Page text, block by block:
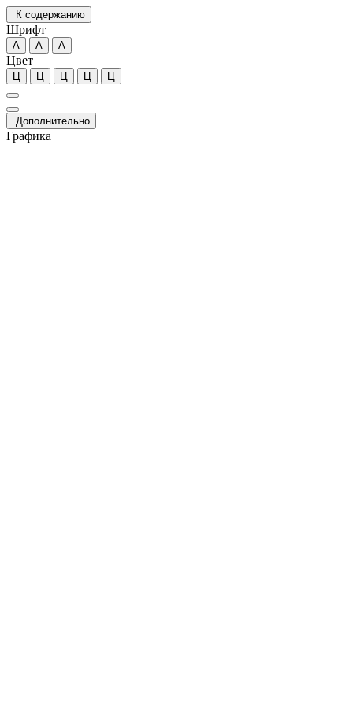
К содержанию
Шрифт
А А А
Цвет
Ц Ц Ц Ц Ц
Дополнительно
Графика